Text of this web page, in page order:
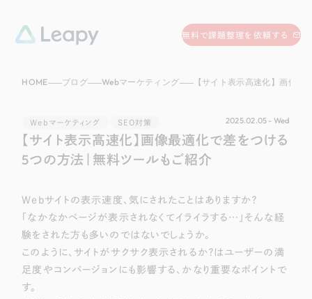
採用情報
無料で課題整理を依頼 する
無料で課題整理を依頼する
058-215-0066
無料で課題整理を依頼する
資料請求する
Web Produce
会社情報
HOME ブログ Webマーケティング 【サイト表示高速化】画像最適化で差をつける5つの
Webマーケティング SEO対策 2025.02.05 - Wed
【サイト表示高速化】画像最適化で差をつける
5つの方法｜無料ツールもご紹介
Webサイトの表示速度、気にされたことはありますか？
「なかなかページが表示されなくてイライラする…」そんな経
験をされた方も多いのではないでしょうか。
このように、サイトがサクサク表示されるか？はユーザーの満
足度やコンバージョンにも影響する、かなり重要なポイントで
す。